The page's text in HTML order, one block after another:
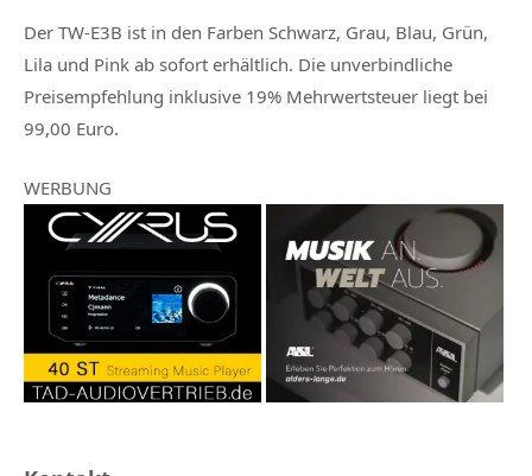
Der TW-E3B ist in den Farben Schwarz, Grau, Blau, Grün,
Lila und Pink ab sofort erhältlich. Die unverbindliche
Preisempfehlung inklusive 19% Mehrwertsteuer liegt bei
99,00 Euro.
WERBUNG